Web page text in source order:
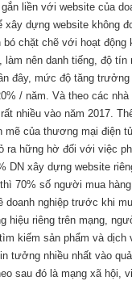
liền với website của
xây dựng website không
bó chặt chẽ với hoạt động
làm nên danh tiếng, độ
đây, mức độ tăng
/ năm. Và theo các
nhiều vào năm 2017.
mẽ của thương mại điện
ra hững hờ đối với việc
DN xây dựng website
70% số người mua
doanh nghiệp trước khi
hiệu riêng trên mạng,
kiếm sản phẩm và dịch
tưởng nhiều nhất vào
sau đó là mạng xã hội,